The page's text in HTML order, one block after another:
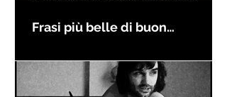
Frasi più belle di buon